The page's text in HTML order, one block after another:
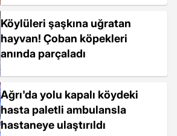
Köylüleri şaşkına uğratan
hayvan! Çoban köpekleri
anında parçaladı
Ağrı'da yolu kapalı köydeki
hasta paletli ambulansla
hastaneye ulaştırıldı